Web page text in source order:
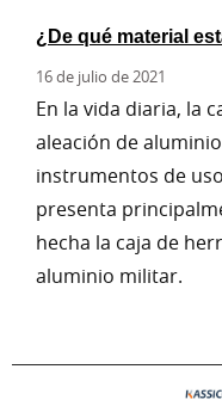
16 de julio de 2021
En la vida diaria, la
aleación de
instrumentos de
presenta
hecha la caja de
aluminio militar.